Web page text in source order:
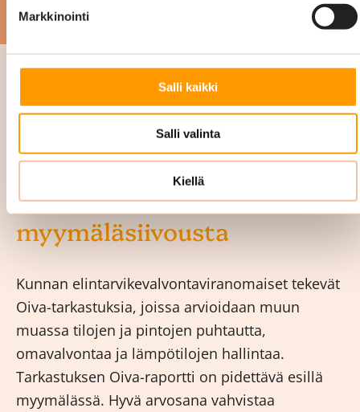
Markkinointi
Salli kaikki
Salli valinta
Kiellä
Oiva-siivous on osa
kokonaisvaltaista
myymäläsiivousta
Kunnan elintarvikevalvontaviranomaiset tekevät
Oiva-tarkastuksia, joissa arvioidaan muun
muassa tilojen ja pintojen puhtautta,
omavalvontaa ja lämpötilojen hallintaa.
Tarkastuksen Oiva-raportti on pidettävä esillä
myymälässä. Hyvä arvosana vahvistaa